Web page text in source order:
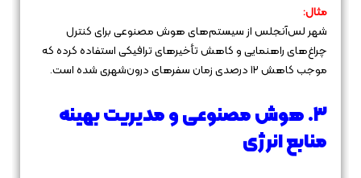
مثال:
شهر لس‌آنجلس از سیستم‌های هوش مصنوعی برای کنترل
چراغ‌های راهنمایی و کاهش تأخیرهای ترافیکی استفاده کرده که
موجب کاهش ۱۲ درصدی زمان سفرهای درون‌شهری شده است.
۳. هوش مصنوعی و مدیریت بهینه
منابع انرژی